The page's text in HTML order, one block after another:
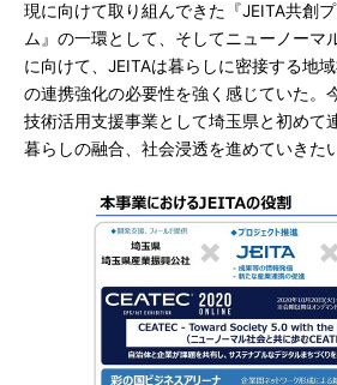
現に向けて取り組んできた『JEITA共創
ム』の一環として、そしてニューノーマ
に向けて、JEITAは暮らしに密接する地
の連携強化の必要性を強く感じていた。
技術活用支援事業として埼玉県と初めて
暮らしの融合、社会浸透を進めていきた